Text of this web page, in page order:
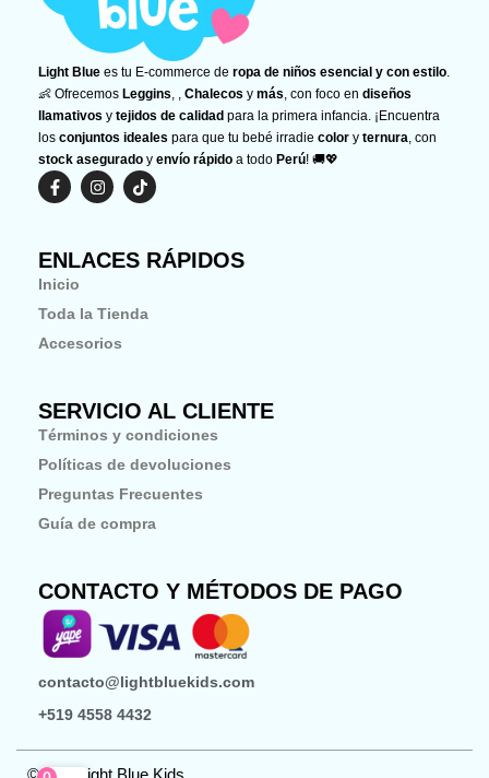
Light Blue es tu E-commerce de ropa de niños esencial y con estilo.
👶 Ofrecemos Leggins, , Chalecos y más, con foco en diseños
llamativos y tejidos de calidad para la primera infancia. ¡Encuentra
los conjuntos ideales para que tu bebé irradie color y ternura, con
stock asegurado y envío rápido a todo Perú! 🚚💖
F
a
c
o
o
k
-
f
I
n
s
g
m
T
i
k
k
ENLACES RÁPIDOS
Inicio
Toda la Tienda
Accesorios
SERVICIO AL CLIENTE
Términos y condiciones
Políticas de devoluciones
Preguntas Frecuentes
Guía de compra
CONTACTO Y MÉTODOS DE PAGO
contacto@lightbluekids.com
+519 4558 4432
©2026 Light Blue Kids